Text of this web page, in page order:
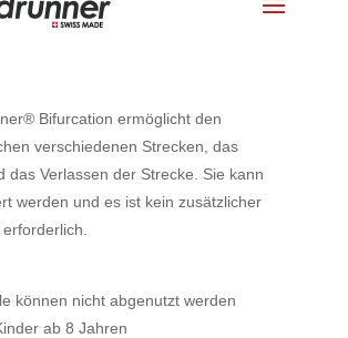
Bifurcation ermöglicht den
verschiedenen Strecken, das
das Verlassen der Strecke. Sie kann
werden und es ist kein zusätzlicher
können nicht abgenutzt werden
ab 8 Jahren